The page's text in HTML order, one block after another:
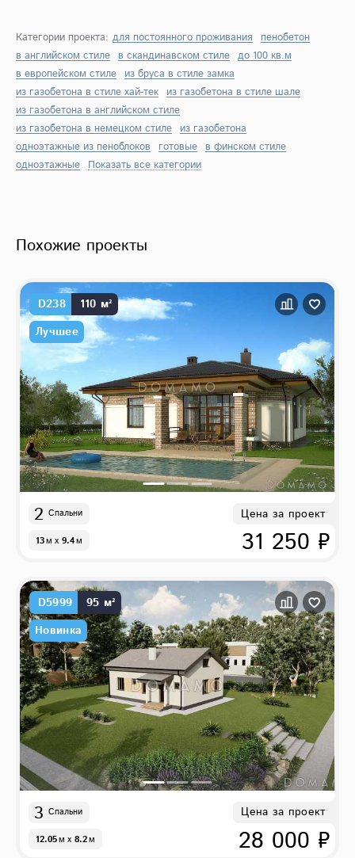
Категории проекта: для постоянного проживания
пенобетон
в английском стиле в скандинавском стиле до 100 кв.м
в европейском стиле из бруса в стиле замка
из газобетона в стиле хай-тек из газобетона в стиле шале
из газобетона в английском стиле
из газобетона в немецком стиле из газобетона
одноэтажные из пеноблоков
готовые в финском стиле
одноэтажные Показать все категории
Похожие проекты
D238
110 м²
Лучшее
2 Спальни
13м x 9.4м
Цена за проект
31 250 ₽
D5999
95 м²
Новинка
3 Спальни
12.05м x 8.2м
Цена за проект
28 000 ₽